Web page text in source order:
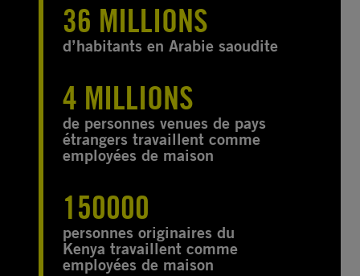
36 MILLIONS
d’habitants en Arabie saoudite
4 MILLIONS
de personnes venues de pays
étrangers travaillent comme
employées de maison
150000
personnes originaires du
Kenya travaillent comme
employées de maison